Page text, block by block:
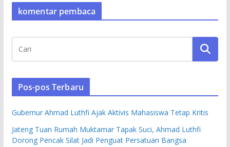
komentar pembaca
Pos-pos Terbaru
Gubernur Ahmad Luthfi Ajak Aktivis Mahasiswa Tetap Kritis
Jateng Tuan Rumah Muktamar Tapak Suci, Ahmad Luthfi
Dorong Pencak Silat Jadi Penguat Persatuan Bangsa